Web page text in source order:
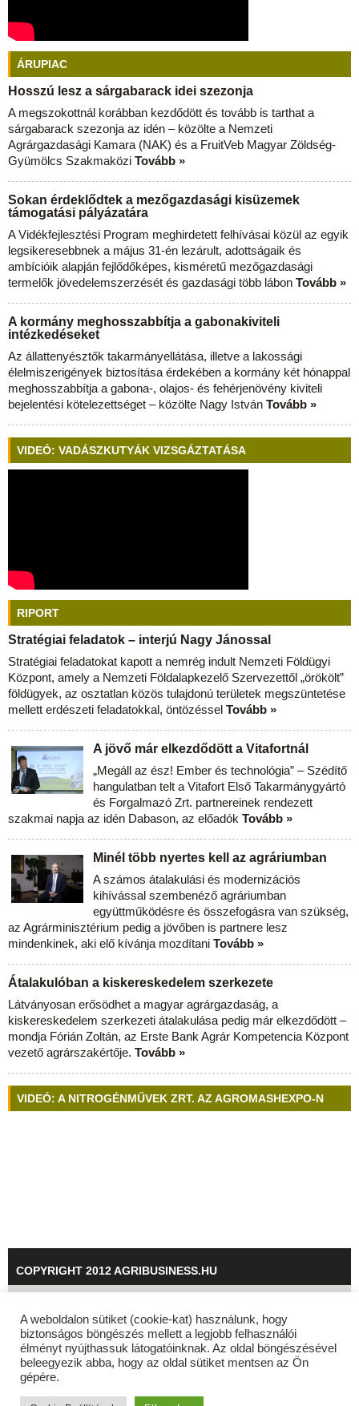
ÁRUPIAC
Hosszú lesz a sárgabarack idei szezonja
A megszokottnál korábban kezdődött és tovább is tarthat a
sárgabarack szezonja az idén – közölte a Nemzeti
Agrárgazdasági Kamara (NAK) és a FruitVeb Magyar Zöldség-
Gyümölcs Szakmaközi Tovább »
Sokan érdeklődtek a mezőgazdasági kisüzemek
támogatási pályázatára
A Vidékfejlesztési Program meghirdetett felhívásai közül az egyik
legsikeresebbnek a május 31-én lezárult, adottságaik és
ambícióik alapján fejlődőképes, kisméretű mezőgazdasági
termelők jövedelemszerzését és gazdasági több lábon Tovább »
A kormány meghosszabbítja a gabonakiviteli
intézkedéseket
Az állattenyésztők takarmányellátása, illetve a lakossági
élelmiszerigények biztosítása érdekében a kormány két hónappal
meghosszabbítja a gabona-, olajos- és fehérjenövény kiviteli
bejelentési kötelezettséget – közölte Nagy István Tovább »
VIDEÓ: VADÁSZKUTYÁK VIZSGÁZTATÁSA
RIPORT
Stratégiai feladatok – interjú Nagy Jánossal
Stratégiai feladatokat kapott a nemrég indult Nemzeti Földügyi
Központ, amely a Nemzeti Földalapkezelő Szervezettől „örökölt”
földügyek, az osztatlan közös tulajdonú területek megszüntetése
mellett erdészeti feladatokkal, öntözéssel Tovább »
A jövő már elkezdődött a Vitafortnál
„Megáll az ész! Ember és technológia” – Szédítő
hangulatban telt a Vitafort Első Takarmánygyártó
és Forgalmazó Zrt. partnereinek rendezett
szakmai napja az idén Dabason, az előadók Tovább »
Minél több nyertes kell az agráriumban
A számos átalakulási és modernizációs
kihívással szembenéző agráriumban
együttműködésre és összefogásra van szükség,
az Agrárminisztérium pedig a jövőben is partnere lesz
mindenkinek, aki elő kívánja mozdítani Tovább »
Átalakulóban a kiskereskedelem szerkezete
Látványosan erősödhet a magyar agrárgazdaság, a
kiskereskedelem szerkezeti átalakulása pedig már elkezdődött –
mondja Fórián Zoltán, az Erste Bank Agrár Kompetencia Központ
vezető agrárszakértője. Tovább »
VIDEÓ: A NITROGÉNMŰVEK ZRT. AZ AGROMASHEXPO-N
COPYRIGHT 2012 AGRIBUSINESS.HU
A weboldalon sütiket (cookie-kat) használunk, hogy
biztonságos böngészés mellett a legjobb felhasználói
élményt nyújthassuk látogatóinknak. Az oldal böngészésével
beleegyezik abba, hogy az oldal sütiket mentsen az Ön
gépére.